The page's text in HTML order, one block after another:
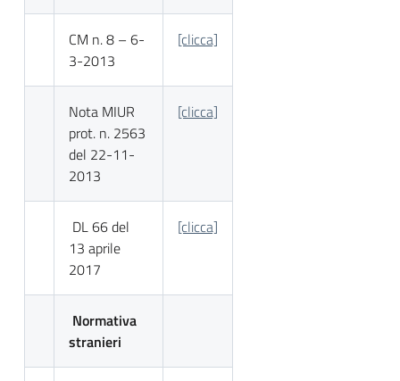
CM n. 8 – 6-
3-2013
[clicca]
Nota MIUR
prot. n. 2563
del 22-11-
2013
[clicca]
DL 66 del
13 aprile
2017
[clicca]
Normativa
stranieri